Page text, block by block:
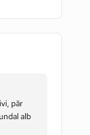
păr
alb